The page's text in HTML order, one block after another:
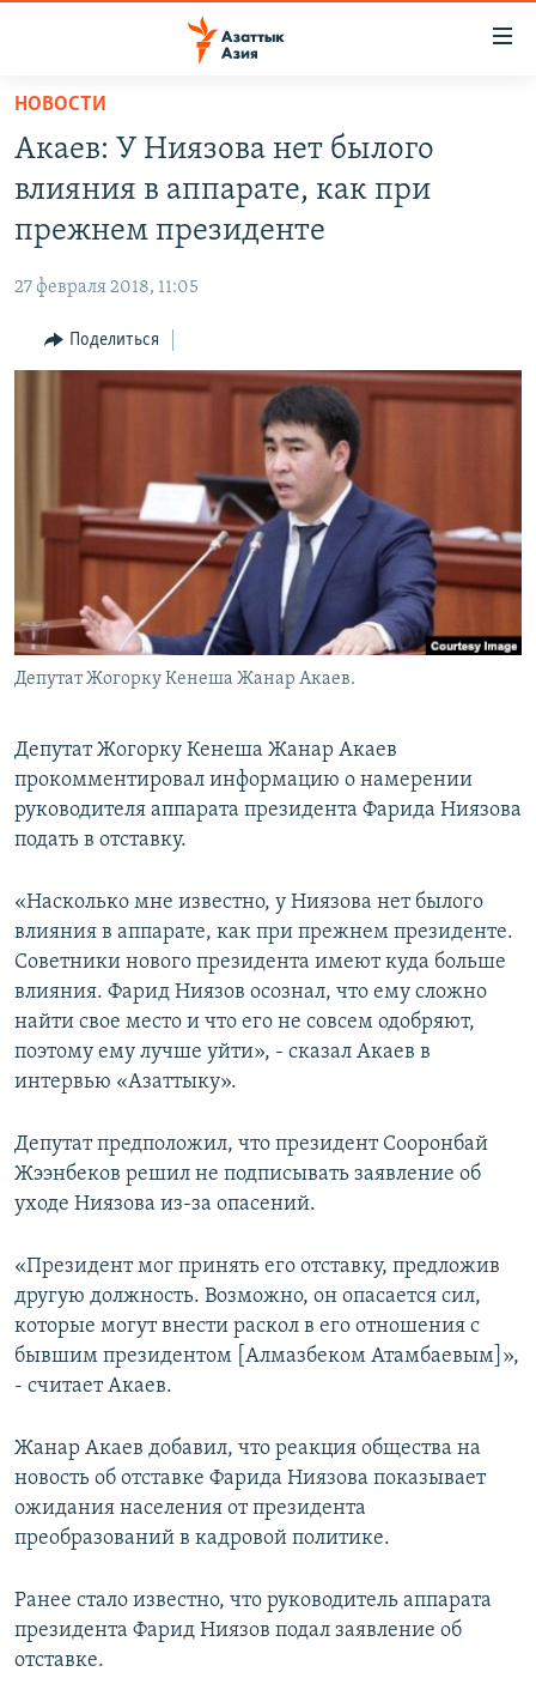
Вернуться
основному
содержанию
главной
навигации
Вернутся
ТАДЖИКИСТАН
ҚАЗАҚША
КЫРГЫЗЧА
ЎЗБЕКЧА
НОВОСТИ
Акаев: У Ниязова нет былого
влияния в аппарате, как при
прежнем президенте
27 февраля 2018, 11:05
Поделиться
Депутат Жогорку Кенеша Жанар Акаев.
Депутат Жогорку Кенеша Жанар Акаев
прокомментировал информацию о намерении
руководителя аппарата президента Фарида Ниязова
подать в отставку.
«Насколько мне известно, у Ниязова нет былого
влияния в аппарате, как при прежнем президенте.
Советники нового президента имеют куда больше
влияния. Фарид Ниязов осознал, что ему сложно
найти свое место и что его не совсем одобряют,
поэтому ему лучше уйти», - сказал Акаев в
интервью «Азаттыку».
Депутат предположил, что президент Сооронбай
Жээнбеков решил не подписывать заявление об
уходе Ниязова из-за опасений.
«Президент мог принять его отставку, предложив
другую должность. Возможно, он опасается сил,
которые могут внести раскол в его отношения с
бывшим президентом [Алмазбеком Атамбаевым]»,
- считает Акаев.
Жанар Акаев добавил, что реакция общества на
новость об отставке Фарида Ниязова показывает
ожидания населения от президента
преобразований в кадровой политике.
Ранее стало известно, что руководитель аппарата
президента Фарид Ниязов подал заявление об
отставке.